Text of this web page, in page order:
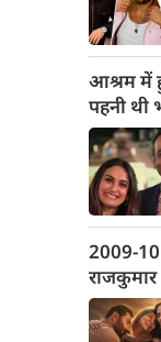
आश्रम में
पहनी थी
2009-
सुनाई थी